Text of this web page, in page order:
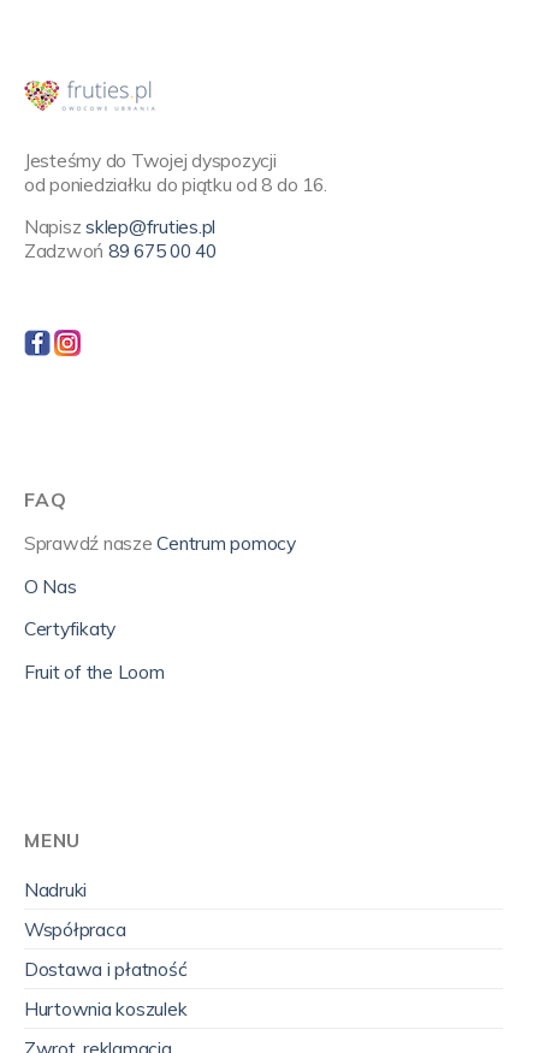
Jesteśmy do Twojej dyspozycji
od poniedziałku do piątku od 8 do 16.
Napiszsklep@fruties.pl
Zadzwoń 89 675 00 40
FAQ
Sprawdź naszeCentrum pomocy
O Nas
Certyfikaty
Fruit of the Loom
MENU
Nadruki
Współpraca
Dostawa i płatność
Hurtownia koszulek
Zwrot, reklamacja